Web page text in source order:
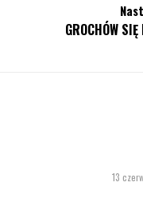
GROCHÓW
13